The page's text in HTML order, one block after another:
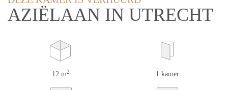
AZIËLAAN IN UTRECHT
12 m2 1 kamer